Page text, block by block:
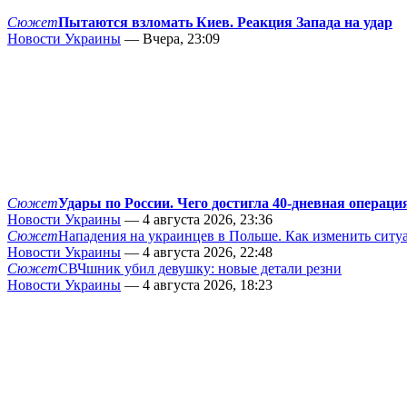
СюжетПытаются взломать Киев. Реакция Запада на удар
Новости Украины — Вчера, 23:09
СюжетУдары по России. Чего достигла 40-дневная
Новости Украины — 4 августа 2026, 23:36
СюжетНападения на украинцев в Польше. Как изменить
Новости Украины — 4 августа 2026, 22:48
СюжетСВЧшник убил девушку: новые детали резни
Новости Украины — 4 августа 2026, 18:23